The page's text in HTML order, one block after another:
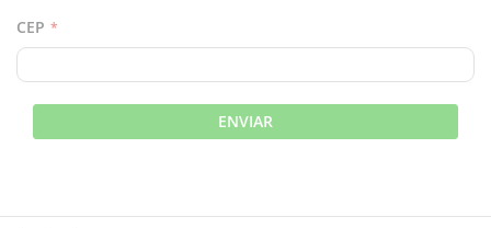
CEP
ENVIAR